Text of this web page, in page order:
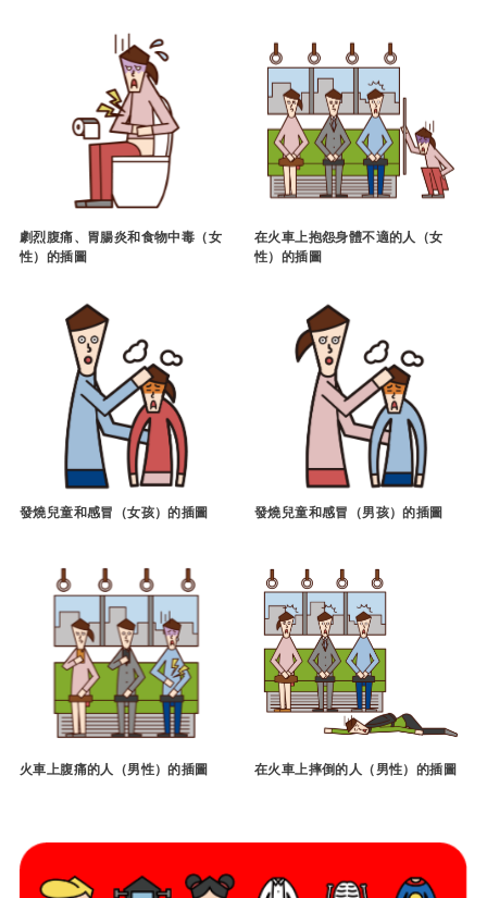
劇烈腹痛、胃腸炎和食物中毒（女
性）的插圖
在火車上抱怨身體不適的人（女
性）的插圖
發燒兒童和感冒（女孩）的插圖 發燒兒童和感冒（男孩）的插圖
火車上腹痛的人（男性）的插圖 在火車上摔倒的人（男性）的插圖